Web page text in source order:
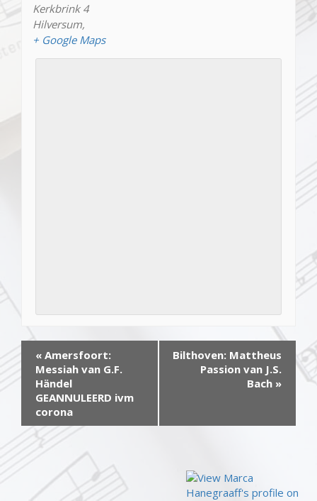
Kerkbrink 4
Hilversum,
+ Google Maps
Evenement
Navigatie
« Amersfoort:
Messiah van G.F.
Händel
GEANNULEERD ivm
corona
Bilthoven: Mattheus
Passion van J.S.
Bach »